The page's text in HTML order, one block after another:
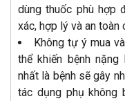
dùng thuốc phù hợp
xác, hợp lý và an
Không tự ý mua
thể khiến bệnh nặng
nhất là bệnh sẽ gây
tác dụng phụ không